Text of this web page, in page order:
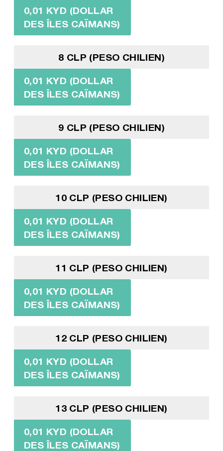
0,01 KYD (DOLLAR
DES ÎLES CAÏMANS)
8 CLP (PESO CHILIEN)
0,01 KYD (DOLLAR
DES ÎLES CAÏMANS)
9 CLP (PESO CHILIEN)
0,01 KYD (DOLLAR
DES ÎLES CAÏMANS)
10 CLP (PESO CHILIEN)
0,01 KYD (DOLLAR
DES ÎLES CAÏMANS)
11 CLP (PESO CHILIEN)
0,01 KYD (DOLLAR
DES ÎLES CAÏMANS)
12 CLP (PESO CHILIEN)
0,01 KYD (DOLLAR
DES ÎLES CAÏMANS)
13 CLP (PESO CHILIEN)
0,01 KYD (DOLLAR
DES ÎLES CAÏMANS)